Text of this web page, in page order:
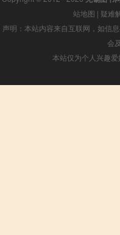
站地图 | 疑难
声明：本站内容来自互联网，如信
会
本站仅为个人兴趣